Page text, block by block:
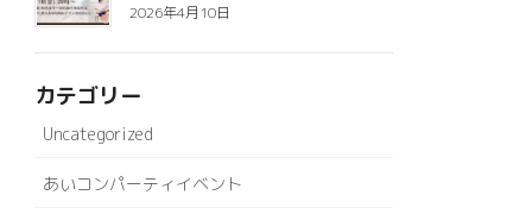
2026年4月10日
カテゴリー
Uncategorized
あいコンパーティイベント